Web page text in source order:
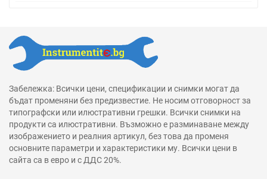
Забележка: Всички цени, спецификации и снимки могат да
бъдат променяни без предизвестие. Не носим отговорност за
типографски или илюстративни грешки. Всички снимки на
продукти са илюстративни. Възможно е разминаване между
изображението и реалния артикул, без това да променя
основните параметри и характеристики му. Всички цени в
сайта са в евро и с ДДС 20%.